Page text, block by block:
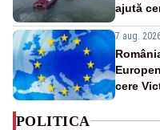
ajută
7 aug.
cere
POLITICA